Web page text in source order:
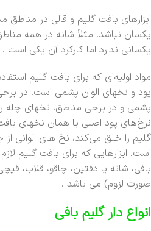
ابزارهای بافت گلیم و قالی در
یکسان نباشد. مثلاً شانه در همه
یکسانی ندارد اما کارکرد آن یکی است .
مواد اولیه‌ای که برای بافت گلیم
پود و نخهای الوان پشمی است. در
پشمی و در برخی مناطق، نخهای چله را
نرخ‌های پود اصلی یا همان نخهای
گلیم را خلق می‌کند، نخ های الوانی
است. ابزارهایی که برای بافت گلیم
بافی، شانه یا دفتین، چاقو، قلاب،
صورت لزوم) می باشد .
انواع دار گلیم بافی